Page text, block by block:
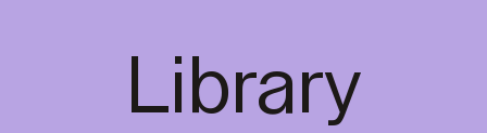
Library